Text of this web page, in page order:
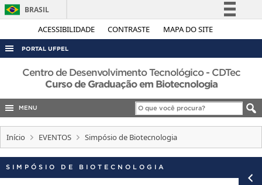
ACESSIBILIDADE CONTRASTE MAPA DO SITE
BRASIL
Simplifique!
Acesso à informação
Legislação
Canais
PORTAL UFPEL
ACESSO À INFORMAÇÃO
AUDITORIA
COBALTO
CONCURSOS
EDITAIS
INTERNACIONAL
Centro de Desenvolvimento Tecnológico - CDTec
Curso de Graduação em Biotecnologia
MENU
Início EVENTOS Simpósio de Biotecnologia
SIMPÓSIO DE BIOTECNOLOGIA